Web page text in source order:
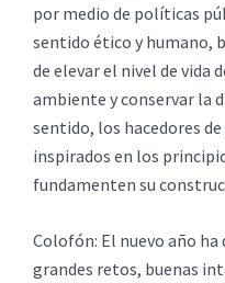
por medio de políticas
sentido ético y humano,
de elevar el nivel de vida
ambiente y conservar la
sentido, los hacedores
inspirados en los
fundamenten su
Colofón: El nuevo año
grandes retos, buenas